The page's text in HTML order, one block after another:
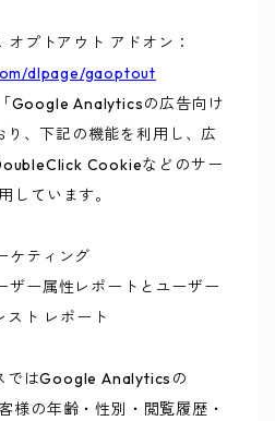
プトアウト アドオン：
dlpage/gaoptout
Google Analyticsの広告向け
り、下記の機能を利用し、広
Cookieなどのサー
しています。
ケティング
ー属性レポートとユーザー
スト レポート
ではGoogle Analyticsの
様の年齢・性別・閲覧履歴・